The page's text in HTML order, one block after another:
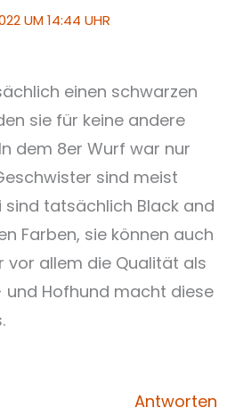
UM 14:44 UHR
einen schwarzen
sie für keine andere
dem 8er Wurf war nur
sind meist
tatsächlich Black and
Farben, sie können auch
vor allem die Qualität als
und Hofhund macht diese
Antworten